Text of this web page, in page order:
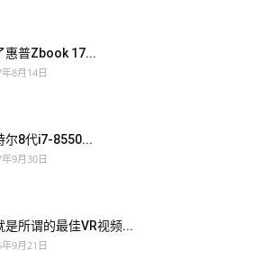
惠普Zbook 17...
8月14日
尔8代i7-8550...
9月30日
是所谓的最佳VR视频...
9月21日